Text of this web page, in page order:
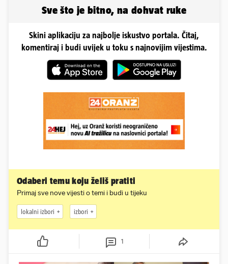
Sve što je bitno, na dohvat ruke
Skini aplikaciju za najbolje iskustvo portala. Čitaj,
komentiraj i budi uvijek u toku s najnovijim vijestima.
Odaberi temu koju želiš pratiti
Primaj sve nove vijesti o temi i budi u tijeku
lokalni izbori izbori
1